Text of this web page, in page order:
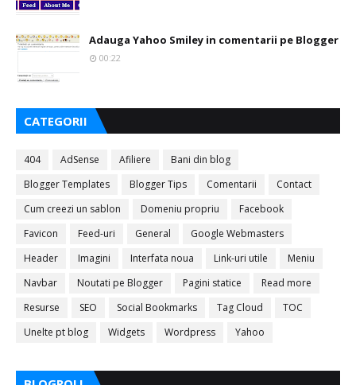
Adauga Yahoo Smiley in comentarii pe Blogger
00:22
CATEGORII
404 AdSense Afiliere
Bani din blog
Blogger Templates
Blogger Tips Comentarii
Contact
Cum creezi un sablon
Domeniu propriu
Facebook
Favicon
Feed-uri General
Google Webmasters
Header
Imagini Interfata noua Link-uri utile
Meniu
Navbar
Noutati pe Blogger Pagini statice
Read more
Resurse
SEO Social Bookmarks Tag Cloud
TOC
Unelte pt blog
Widgets Wordpress Yahoo